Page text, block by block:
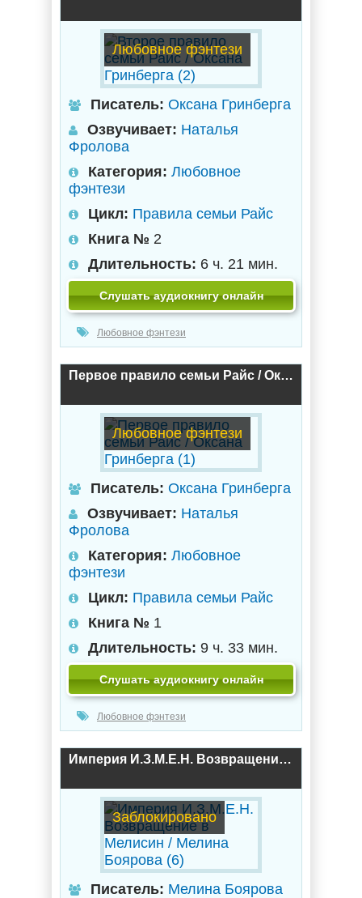
Любовное фэнтези
Писатель: Оксана Гринберга
Озвучивает: Наталья
Фролова
Категория: Любовное
фэнтези
Цикл: Правила семьи Райс
Книга № 2
Длительность: 6 ч. 21 мин.
Слушать аудиокнигу онлайн
Любовное фэнтези
Первое правило семьи Райс / Оксана Гринберга (1)
Любовное фэнтези
Писатель: Оксана Гринберга
Озвучивает: Наталья
Фролова
Категория: Любовное
фэнтези
Цикл: Правила семьи Райс
Книга № 1
Длительность: 9 ч. 33 мин.
Слушать аудиокнигу онлайн
Любовное фэнтези
Империя И.З.М.Е.Н. Возвращение в Мелисин / Мелина Боярова (6)
Заблокировано
Писатель: Мелина Боярова